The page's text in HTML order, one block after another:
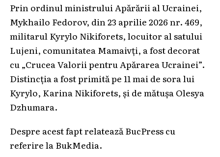
Prin ordinul ministrului Apărării al Ucrainei,
Mykhailo Fedorov, din 23 aprilie 2026 nr. 469,
militarul Kyrylo Nikiforets, locuitor al satului
Lujeni, comunitatea Mamaivți, a fost decorat
cu „Crucea Valorii pentru Apărarea Ucrainei”.
Distincția a fost primită pe 11 mai de sora lui
Kyrylo, Karina Nikiforets, și de mătușa Olesya
Dzhumara.
Despre acest fapt relatează BucPress cu
referire la BukMedia.